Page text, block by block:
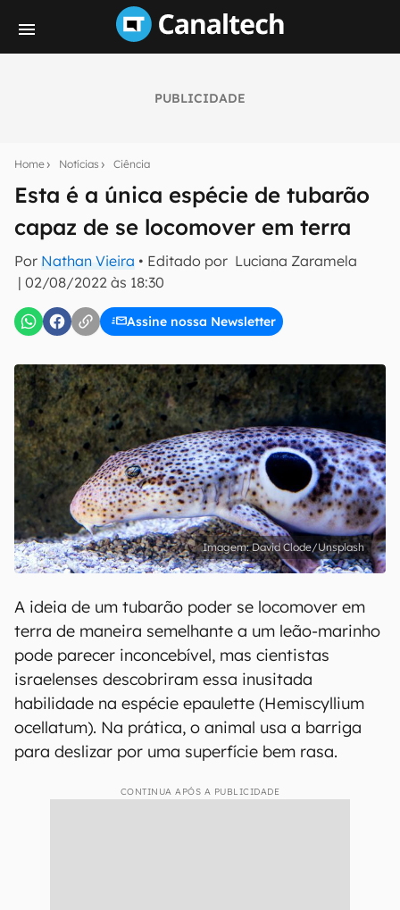
PUBLICIDADE
Home Notícias Ciência
Esta é a única espécie de tubarão
capaz de se locomover em terra
Por Nathan Vieira • Editado por Luciana Zaramela
| 02/08/2022 às 18:30
Assine nossa Newsletter
notícias e reviews sobre tecnologia em primeira
mão.
E-mail
Uso e Política de Privacidade do Canaltech.
David Clode/Unsplash
A ideia de um tubarão poder se locomover em
terra de maneira semelhante a um leão-marinho
pode parecer inconcebível, mas cientistas
israelenses descobriram essa inusitada
habilidade na espécie epaulette (Hemiscyllium
ocellatum). Na prática, o animal usa a barriga
para deslizar por uma superfície bem rasa.
CONTINUA APÓS A PUBLICIDADE